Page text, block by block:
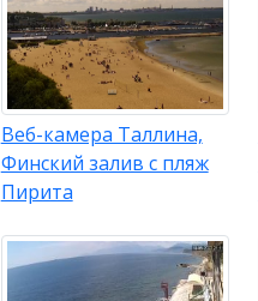
Веб-камера Таллина,
Финский залив с пляж
Пирита